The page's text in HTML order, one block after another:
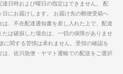
日時および曜日の指定はできません。 配
にお届けします。 お届け先の郵便受箱へ
、不在配達通知書を差し入れた上で、配達
は破損した場合は、一切の保障がありませ
関する苦情は承れません。受領の確認を
、佐川急便・ヤマト運輸での配送をご選択